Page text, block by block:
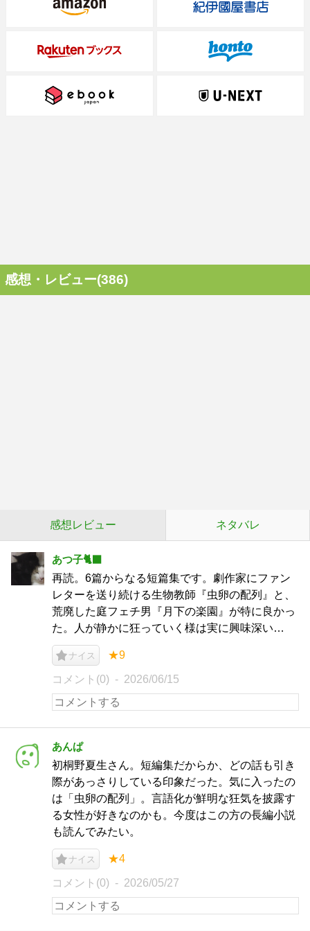
感想・レビュー(386)
感想レビュー ネタバレ
あつ子🐈‍⬛
再読。6篇からなる短篇集です。劇作家にファン
レターを送り続ける生物教師『虫卵の配列』と、
荒廃した庭フェチ男『月下の楽園』が特に良かっ
た。人が静かに狂っていく様は実に興味深い…
ナイス ★9
コメント(0) 2026/06/15
あんぱ
初桐野夏生さん。短編集だからか、どの話も引き
際があっさりしている印象だった。気に入ったの
は「虫卵の配列」。言語化が鮮明な狂気を披露す
る女性が好きなのかも。今度はこの方の長編小説
も読んでみたい。
ナイス ★4
コメント(0) 2026/05/27